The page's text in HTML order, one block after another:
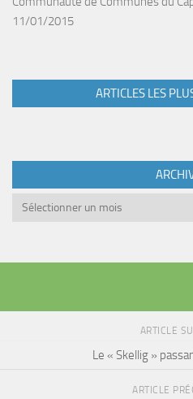
11/01/2015
ARTICLES LES
Archives
ARTICLE
Le « Skellig »
ARTICLE